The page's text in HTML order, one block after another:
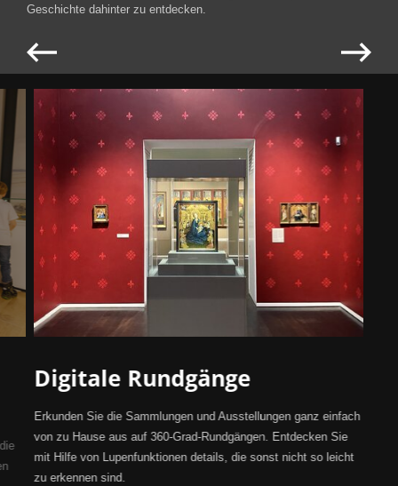
Geschichte dahinter zu entdecken.
Digitale Rundgänge
Erkunden Sie die Sammlungen und Ausstellungen ganz einfach
von zu Hause aus auf 360-Grad-Rundgängen. Entdecken Sie
mit Hilfe von Lupenfunktionen details, die sonst nicht so leicht
zu erkennen sind.